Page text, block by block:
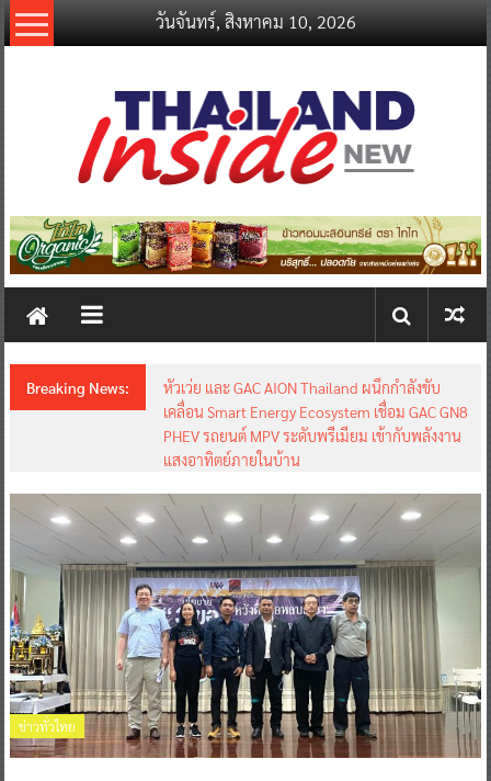
Skip
to
วันจันทร์, สิงหาคม 10, 2026
thailandinsidenew.com
Thailand
New
Breaking News:
หัวเว่ย และ GAC AION Thailand ผนึกกำลังขับ
เคลื่อน Smart Energy Ecosystem เชื่อม GAC GN8
PHEV รถยนต์ MPV ระดับพรีเมียม เข้ากับพลังงาน
แสงอาทิตย์ภายในบ้าน
ข่าวทั่วไทย